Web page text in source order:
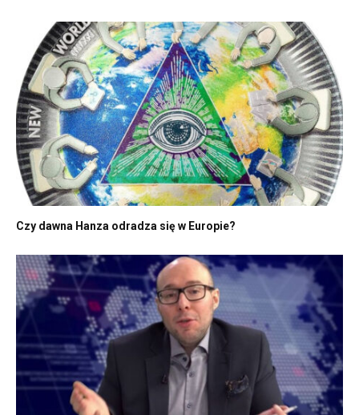
Czy dawna Hanza odradza się w Europie?